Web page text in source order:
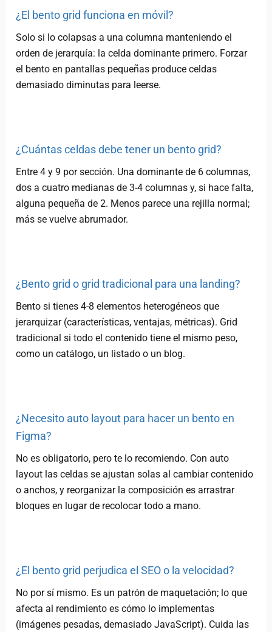
¿El bento grid funciona en móvil?
Solo si lo colapsas a una columna manteniendo el
orden de jerarquía: la celda dominante primero. Forzar
el bento en pantallas pequeñas produce celdas
demasiado diminutas para leerse.
¿Cuántas celdas debe tener un bento grid?
Entre 4 y 9 por sección. Una dominante de 6 columnas,
dos a cuatro medianas de 3-4 columnas y, si hace falta,
alguna pequeña de 2. Menos parece una rejilla normal;
más se vuelve abrumador.
¿Bento grid o grid tradicional para una landing?
Bento si tienes 4-8 elementos heterogéneos que
jerarquizar (características, ventajas, métricas). Grid
tradicional si todo el contenido tiene el mismo peso,
como un catálogo, un listado o un blog.
¿Necesito auto layout para hacer un bento en
Figma?
No es obligatorio, pero te lo recomiendo. Con auto
layout las celdas se ajustan solas al cambiar contenido
o anchos, y reorganizar la composición es arrastrar
bloques en lugar de recolocar todo a mano.
¿El bento grid perjudica el SEO o la velocidad?
No por sí mismo. Es un patrón de maquetación; lo que
afecta al rendimiento es cómo lo implementas
(imágenes pesadas, demasiado JavaScript). Cuida las